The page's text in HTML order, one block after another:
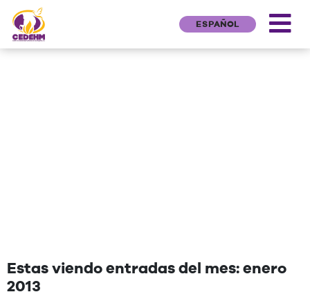
ESPAÑOL
Estas viendo entradas del mes: enero
2013